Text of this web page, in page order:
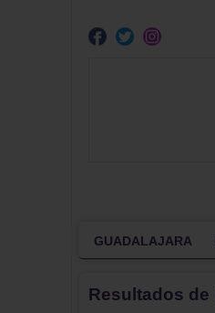
GUADALAJARA
Resultados de